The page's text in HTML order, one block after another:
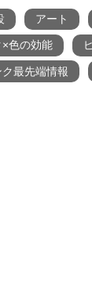
アート
×色の効能
ク最先端情報